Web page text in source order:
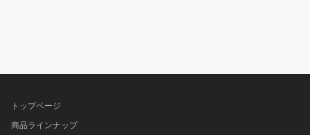
トップページ
商品ラインナップ